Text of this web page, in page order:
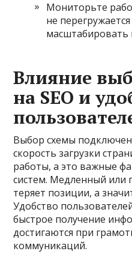
Мониторьте
не
масштабировать
Влияние
на SEO и
Выбор схемы
скорость загрузки
работы, а это важные
систем. Медленный или
теряет позиции, а
Удобство
быстрое получение
достигаются при
коммуникаций.